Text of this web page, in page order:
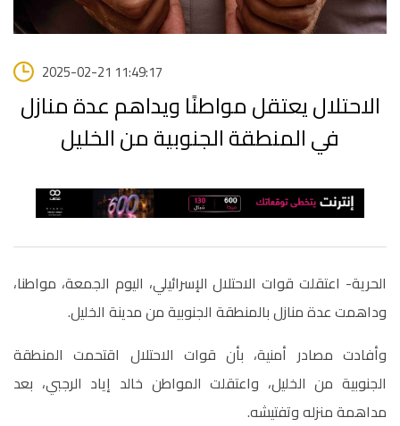
2025-02-21 11:49:17
الاحتلال يعتقل مواطنًا ويداهم عدة منازل
في المنطقة الجنوبية من الخليل
الحرية- اعتقلت قوات الاحتلال الإسرائيلي، اليوم الجمعة، مواطنا،
وداهمت عدة منازل بالمنطقة الجنوبية من مدينة الخليل.
وأفادت مصادر أمنية، بأن قوات الاحتلال اقتحمت المنطقة
الجنوبية من الخليل، واعتقلت المواطن خالد إياد الرجبي، بعد
مداهمة منزله وتفتيشه.